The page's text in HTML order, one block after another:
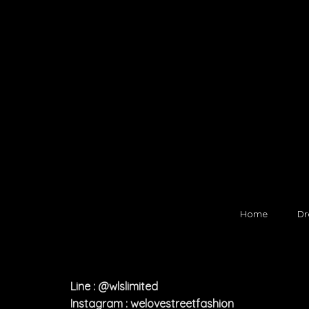
Home
Line : @wlslimited
Instagram : welovestreetfashion